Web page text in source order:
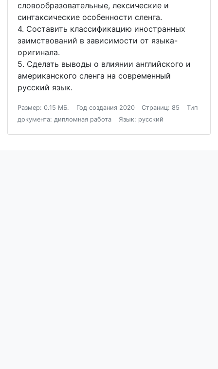
словообразовательные, лексические и
синтаксические особенности сленга.
4. Составить классификацию иностранных
заимствований в зависимости от языка-
оригинала.
5. Сделать выводы о влиянии английского и
американского сленга на современный
русский язык.
Размер: 0.15 МБ. Год создания 2020 Страниц: 85
Тип
документа: дипломная работа
Язык: русский